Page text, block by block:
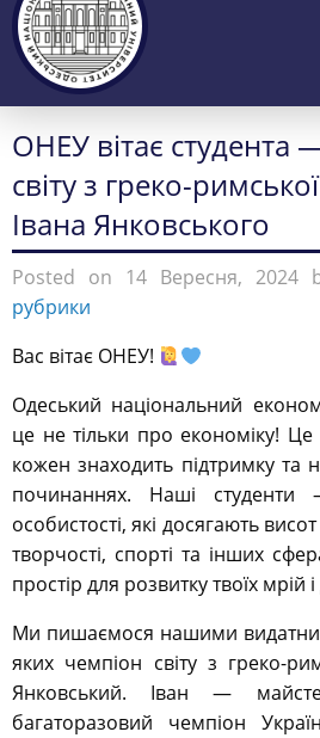
ОНЕУ вітає студента
світу з греко-
Івана Янковського
Posted on 14 Вересня, 2024
рубрики
Вас вітає ОНЕУ!
Одеський національний
це не тільки про економіку!
кожен знаходить підтримку та
починаннях. Наші студенти
особистості, які досягають
творчості, спорті та інших
простір для розвитку твоїх мрій
Ми пишаємося нашими
яких чемпіон світу з греко-
Янковський. Іван —
багаторазовий чемпіон